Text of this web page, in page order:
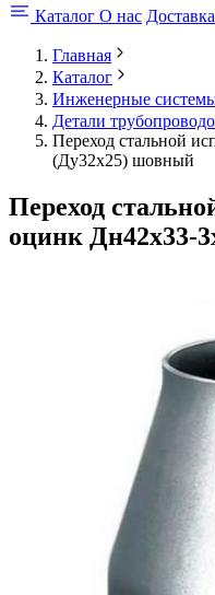
Каталог О нас Доставка
Главная
Каталог
Инженерные
Детали
Переход стальной
(Ду32х25) шовный
Переход
оцинк Дн42х33-